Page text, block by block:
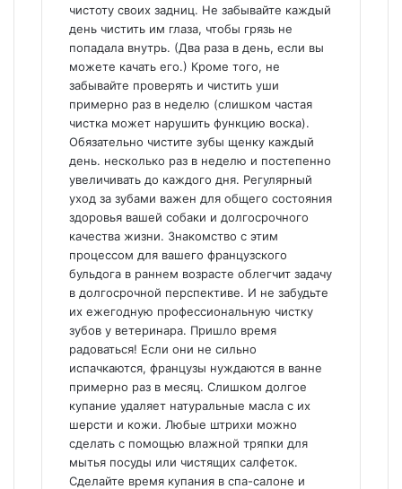
чистоту своих задниц. Не забывайте каждый
день чистить им глаза, чтобы грязь не
попадала внутрь. (Два раза в день, если вы
можете качать его.) Кроме того, не
забывайте проверять и чистить уши
примерно раз в неделю (слишком частая
чистка может нарушить функцию воска).
Обязательно чистите зубы щенку каждый
день. несколько раз в неделю и постепенно
увеличивать до каждого дня. Регулярный
уход за зубами важен для общего состояния
здоровья вашей собаки и долгосрочного
качества жизни. Знакомство с этим
процессом для вашего французского
бульдога в раннем возрасте облегчит задачу
в долгосрочной перспективе. И не забудьте
их ежегодную профессиональную чистку
зубов у ветеринара. Пришло время
радоваться! Если они не сильно
испачкаются, французы нуждаются в ванне
примерно раз в месяц. Слишком долгое
купание удаляет натуральные масла с их
шерсти и кожи. Любые штрихи можно
сделать с помощью влажной тряпки для
мытья посуды или чистящих салфеток.
Сделайте время купания в спа-салоне и